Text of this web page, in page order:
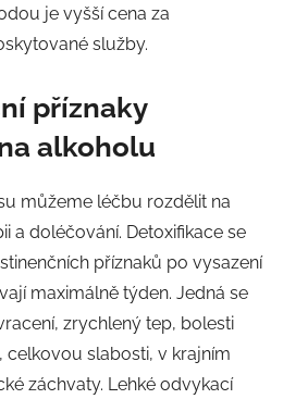
je vyšší cena za
služby.
příznaky
alkoholu
můžeme léčbu rozdělit na
a doléčování. Detoxifikace se
příznaků po vysazení
maximálně týden. Jedná se
zrychlený tep, bolesti
celkovou slabosti, v krajním
záchvaty. Lehké odvykací